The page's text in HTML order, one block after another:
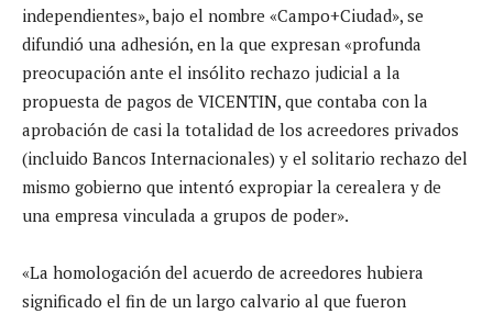
independientes», bajo el nombre «Campo+Ciudad», se
difundió una adhesión, en la que expresan «profunda
preocupación ante el insólito rechazo judicial a la
propuesta de pagos de VICENTIN, que contaba con la
aprobación de casi la totalidad de los acreedores privados
(incluido Bancos Internacionales) y el solitario rechazo del
mismo gobierno que intentó expropiar la cerealera y de
una empresa vinculada a grupos de poder».
«La homologación del acuerdo de acreedores hubiera
significado el fin de un largo calvario al que fueron